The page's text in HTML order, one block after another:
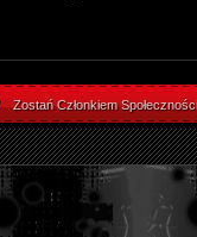
Zostań Członkiem